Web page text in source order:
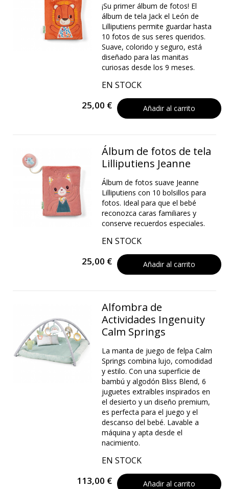
¡Su primer álbum de fotos! El
álbum de tela Jack el León de
Lilliputiens permite guardar hasta
10 fotos de sus seres queridos.
Suave, colorido y seguro, está
diseñado para las manitas
curiosas desde los 9 meses.
EN STOCK
25,00 € Añadir al carrito
Álbum de fotos de tela
Lilliputiens Jeanne
Álbum de fotos suave Jeanne
Lilliputiens con 10 bolsillos para
fotos. Ideal para que el bebé
reconozca caras familiares y
conserve recuerdos especiales.
EN STOCK
25,00 € Añadir al carrito
Alfombra de
Actividades Ingenuity
Calm Springs
La manta de juego de felpa Calm
Springs combina lujo, comodidad
y estilo. Con una superficie de
bambú y algodón Bliss Blend, 6
juguetes extraíbles inspirados en
el desierto y un diseño premium,
es perfecta para el juego y el
descanso del bebé. Lavable a
máquina y apta desde el
nacimiento.
EN STOCK
113,00 € Añadir al carrito